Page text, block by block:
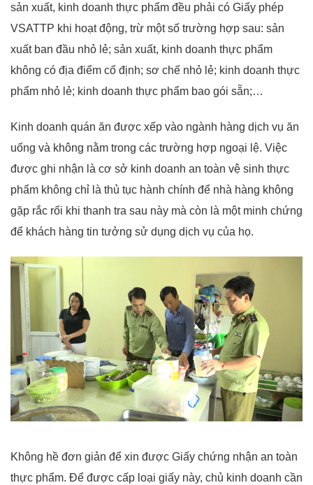
sản xuất, kinh doanh thực phẩm đều phải có Giấy phép
VSATTP khi hoạt động, trừ một số trường hợp sau: sản
xuất ban đầu nhỏ lẻ; sản xuất, kinh doanh thực phẩm
không có địa điểm cố định; sơ chế nhỏ lẻ; kinh doanh thực
phẩm nhỏ lẻ; kinh doanh thực phẩm bao gói sẵn;…
Kinh doanh quán ăn được xếp vào ngành hàng dịch vụ ăn
uống và không nằm trong các trường hợp ngoại lệ. Việc
được ghi nhận là cơ sở kinh doanh an toàn vệ sinh thực
phẩm không chỉ là thủ tục hành chính để nhà hàng không
gặp rắc rối khi thanh tra sau này mà còn là một minh chứng
để khách hàng tin tưởng sử dụng dịch vụ của họ.
Không hề đơn giản để xin được Giấy chứng nhận an toàn
thực phẩm. Để được cấp loại giấy này, chủ kinh doanh cần